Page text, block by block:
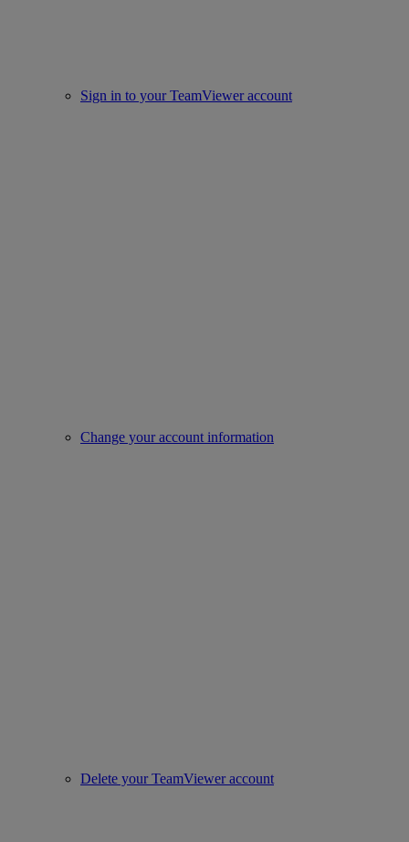
Sign in to your TeamViewer account
Change your account information
Delete your TeamViewer account